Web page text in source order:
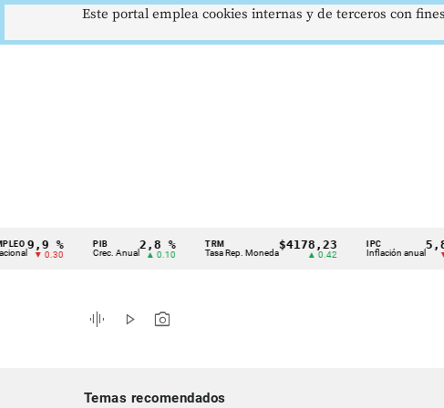
Cintillo
indicadores
económicos
%
0.30
PIB
Crec. Anual
2,8 %
▲ 0.10
TRM
Tasa Rep. Moneda
$4178,23
▲ 0.42
IPC
Inflación anual
5,81 %
▼ 0.12
graphic_eq play_arrow photo_camera
Temas recomendados
Este portal emplea cookies internas y de terceros con